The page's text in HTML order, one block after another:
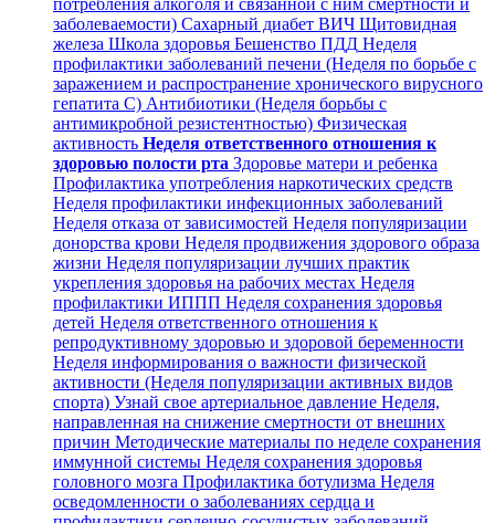
потребления алкоголя и связанной с ним смертности и
заболеваемости) Сахарный диабет ВИЧ Щитовидная
железа Школа здоровья Бешенство ПДД Неделя
профилактики заболеваний печени (Неделя по борьбе с
заражением и распространение хронического вирусного
гепатита С) Антибиотики (Неделя борьбы с
антимикробной резистентностью) Физическая
активность Неделя ответственного отношения к
здоровью полости рта Здоровье матери и ребенка
Профилактика употребления наркотических средств
Неделя профилактики инфекционных заболеваний
Неделя отказа от зависимостей Неделя популяризации
донорства крови Неделя продвижения здорового образа
жизни Неделя популяризации лучших практик
укрепления здоровья на рабочих местах Неделя
профилактики ИППП Неделя сохранения здоровья
детей Неделя ответственного отношения к
репродуктивному здоровью и здоровой беременности
Неделя информирования о важности физической
активности (Неделя популяризации активных видов
спорта) Узнай свое артериальное давление Неделя,
направленная на снижение смертности от внешних
причин Методические материалы по неделе сохранения
иммунной системы Неделя сохранения здоровья
головного мозга Профилактика ботулизма Неделя
осведомленности о заболеваниях сердца и